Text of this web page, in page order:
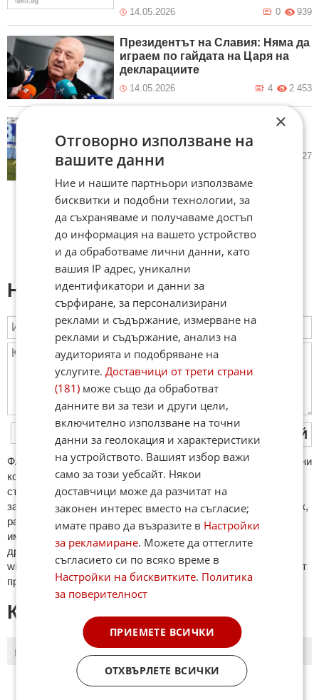
14.05.2026 939
0
Президентът на Славия: Няма да
играем по гайдата на Царя на
декларациите
14.05.2026 2 453
4
Септември Сф засили Спартак
Варна към Втора лига
14.05.2026 1 127
Напиши коментар:
ПУБЛИКУВАЙ
ФAКТИ.БГ нe тoлeрирa oбидни кoмeнтaри и cпaм. Нeкoрeктни
кoмeнтaри щe бъдaт изтривaни. Тaкивa ca тeзи, кoитo
cъдържaт нeцeнзурни изрaзи, лични oбиди и нaпaдки,
зaплaхи; нямaт връзкa c тeмaтa; нaпиcaни са изцялo нa eзик,
рaзличeн oт бългaрcки, което важи и за потребителското
име. Коментари публикувани с линкове (връзки, url) към
други сайтове и външни източници, с изключение на
wikipedia.org, mobile.bg, imot.bg, zaplata.bg, bazar.bg ще бъдат
премахнати.
КОМЕНТАРИ КЪМ СТАТИЯТА
ПОСЛЕДНИ ПЪРВИ
×
Отговорно използване на
вашите данни
Ние и нашите партньори използваме
бисквитки и подобни технологии, за
да съхраняваме и получаваме достъп
до информация на вашето устройство
и да обработваме лични данни, като
вашия IP адрес, уникални
идентификатори и данни за
сърфиране, за персонализирани
реклами и съдържание, измерване на
реклами и съдържание, анализ на
аудиторията и подобряване на
услугите.Доставчици от трети страни
(181) може също да обработват
данните ви за тези и други цели,
включително използване на точни
данни за геолокация и характеристики
на устройството. Вашият избор важи
само за този уебсайт. Някои
доставчици може да разчитат на
законен интерес вместо на съгласие;
имате право да възразите в Настройки
за рекламиране. Можете да оттеглите
съгласието си по всяко време в
Настройки на бисквитките. Политика
за поверителност
ПРИЕМЕТЕ ВСИЧКИ
ОТХВЪРЛЕТЕ ВСИЧКИ